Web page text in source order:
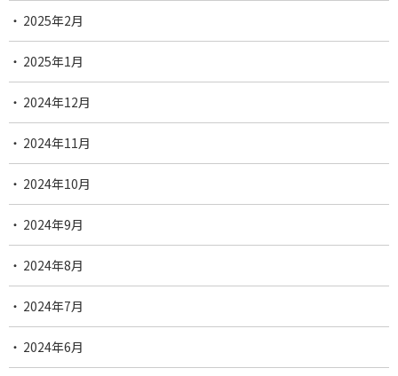
2025年2月
2025年1月
2024年12月
2024年11月
2024年10月
2024年9月
2024年8月
2024年7月
2024年6月